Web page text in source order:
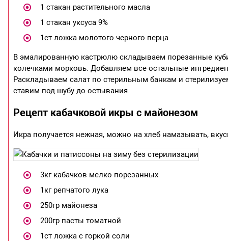
1 стакан растительного масла
1 стакан уксуса 9%
1ст ложка молотого черного перца
В эмалированную кастрюлю складываем порезанные
колечками морковь. Добавляем все остальные
Раскладываем салат по стерильным банкам и
ставим под шубу до остывания.
Рецепт кабачковой икры с майонезом
Икра получается нежная, можно на хлеб намазывать,
3кг кабачков мелко порезанных
1кг репчатого лука
250гр майонеза
200гр пасты томатной
1ст ложка с горкой соли